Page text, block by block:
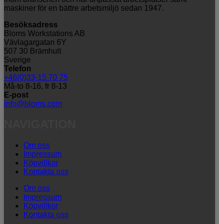
maskiner för en bättre arbetsmiljö sedan 1947.
Besöksadress
Bloms Workstations AB
Vävlagargatan 6Y
507 30 Brämhult
Sverige
Telefon
+46(0)33-15 70 75
Må-to 8-16, fr 8-13
E-post
info@bloms.com
Om oss
Impressum
Köpvillkor
Kontakta oss
Om oss
Impressum
Köpvillkor
Kontakta oss